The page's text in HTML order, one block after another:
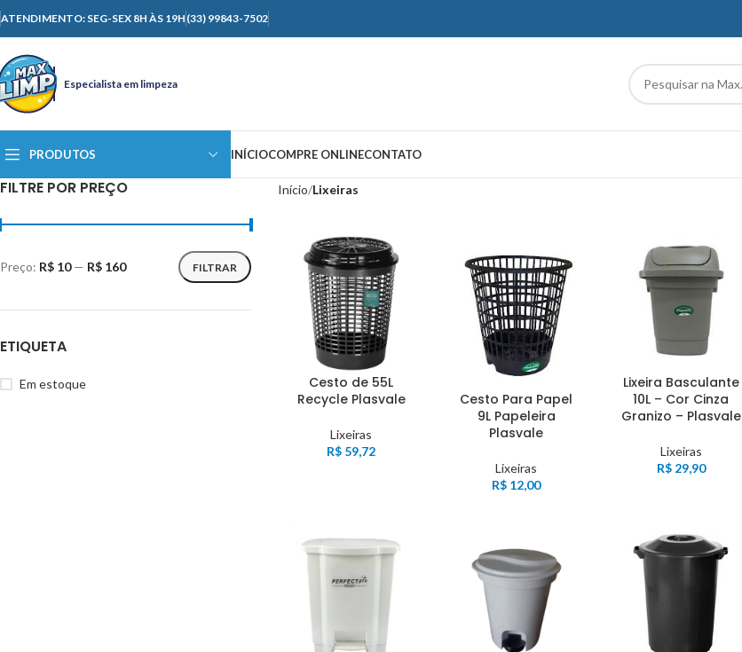
ATENDIMENTO: SEG-SEX 8H ÀS 19H (33) 99843-7502
Especialista em limpeza
PRODUTOS INÍCIOCOMPRE ONLINECONTATO
FILTRE POR PREÇO
FILTRAR
Preço: R$ 10— R$ 160
ETIQUETA
Em estoque
Início Lixeiras
Cesto de 55L
Recycle Plasvale
Lixeiras
R$ 59,72
Cesto Para Papel
9L Papeleira
Plasvale
Lixeiras
R$ 12,00
Lixeira Basculante
10L – Cor Cinza
Granizo – Plasvale
Lixeiras
R$29,90